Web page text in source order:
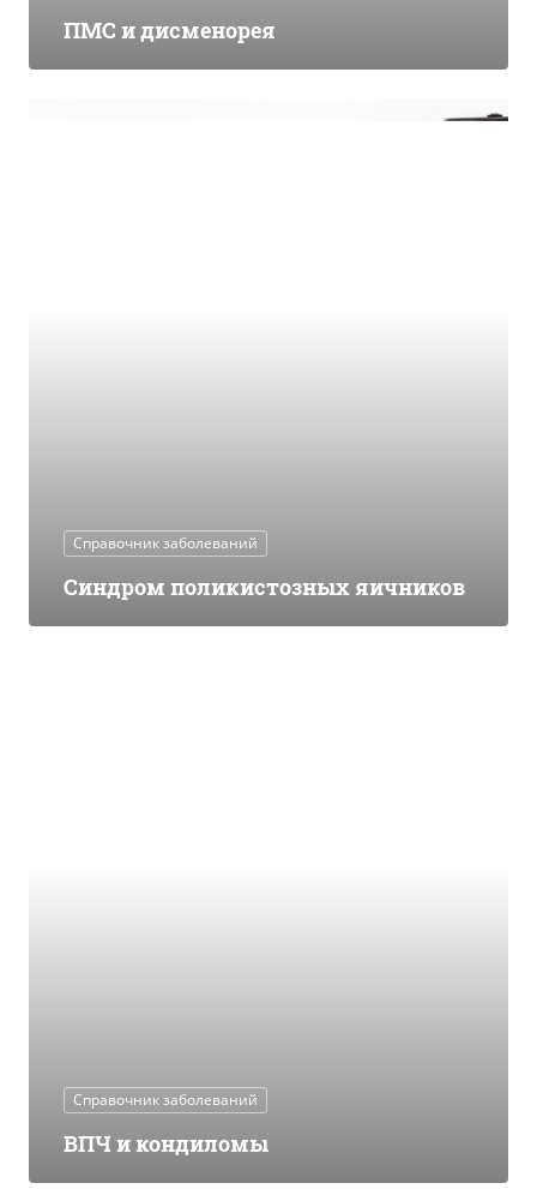
ПМС и дисменорея
Справочник заболеваний
Синдром поликистозных яичников
Справочник заболеваний
ВПЧ и кондиломы